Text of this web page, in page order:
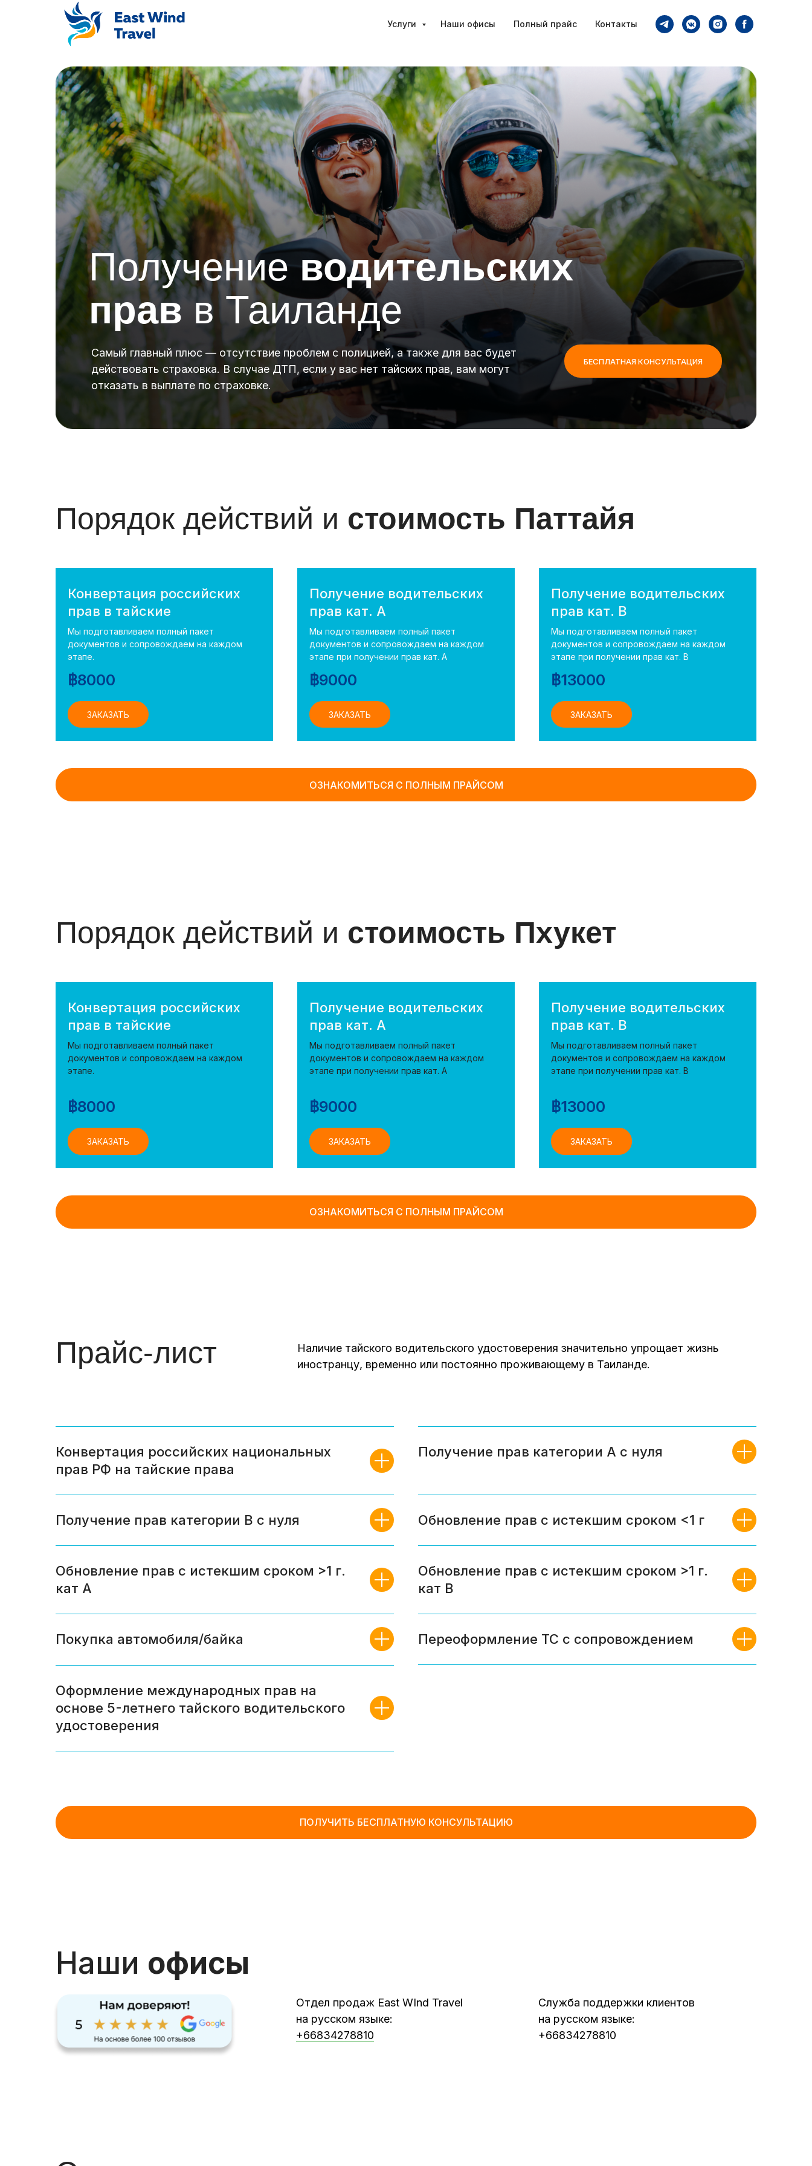
Услуги Наши офисы Полный прайс Контакты
Получениеводительских
прав в Таиланде
Самый главный плюс — отсутствие проблем с полицией, а также для вас будет
действовать страховка. В случае ДТП, если у вас нет тайских прав, вам могут
отказать в выплате по страховке.
БЕСПЛАТНАЯ КОНСУЛЬТАЦИЯ
Порядок действий и стоимость Паттайя
Конвертация российских
прав в тайские
Мы подготавливаем полный пакет
документов и сопровождаем на каждом
этапе.
฿8000
ЗАКАЗАТЬ
Получение водительских
прав кат. А
Мы подготавливаем полный пакет
документов и сопровождаем на каждом
этапе при получении прав кат. А
฿9000
ЗАКАЗАТЬ
Получение водительских
прав кат. В
Мы подготавливаем полный пакет
документов и сопровождаем на каждом
этапе при получении прав кат. В
฿13000
ЗАКАЗАТЬ
ОЗНАКОМИТЬСЯ С ПОЛНЫМ ПРАЙСОМ
Порядок действий и стоимость Пхукет
Конвертация российских
прав в тайские
Мы подготавливаем полный пакет
документов и сопровождаем на каждом
этапе.
฿8000
ЗАКАЗАТЬ
Получение водительских
прав кат. А
Мы подготавливаем полный пакет
документов и сопровождаем на каждом
этапе при получении прав кат. А
฿9000
ЗАКАЗАТЬ
Получение водительских
прав кат. В
Мы подготавливаем полный пакет
документов и сопровождаем на каждом
этапе при получении прав кат. В
฿13000
ЗАКАЗАТЬ
ОЗНАКОМИТЬСЯ С ПОЛНЫМ ПРАЙСОМ
Прайс-лист
Наличие тайского водительского удостоверения значительно упрощает жизнь
иностранцу, временно или постоянно проживающему в Таиланде.
Конвертация российских национальных
прав РФ на тайские права
Получение прав категории А с нуля
Получение прав категории В с нуля Обновление прав с истекшим сроком <1 г
Обновление прав с истекшим сроком >1 г.
кат А
Обновление прав с истекшим сроком >1 г.
кат В
Покупка автомобиля/байка Переоформление ТС с сопровождением
Оформление международных прав на
основе 5-летнего тайского водительского
удостоверения
ПОЛУЧИТЬ БЕСПЛАТНУЮ КОНСУЛЬТАЦИЮ
Наши офисы
Отдел продаж East WInd Travel
на русском языке:
+66834278810
Служба поддержки клиентов
на русском языке:
+66834278810